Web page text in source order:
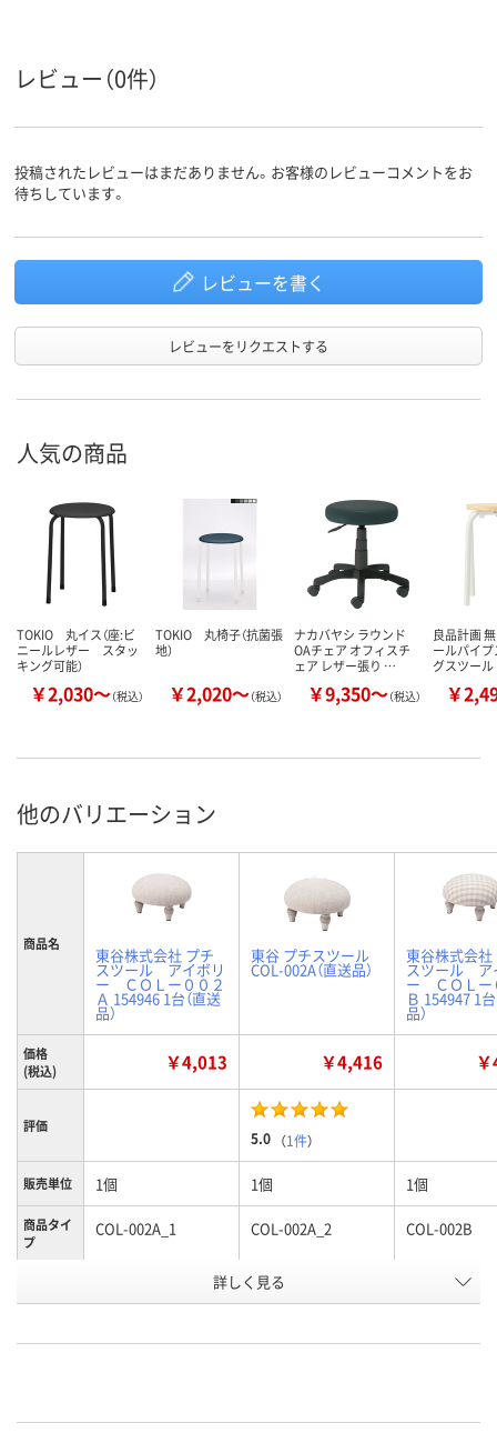
み重ね）
の可否
質量 4kg
レビュー（0件）
投稿されたレビューはまだありません。お客様のレビューコメントをお
待ちしています。
レビューを書く
レビューをリクエストする
人気の商品
TOKIO 丸イス（座:ビ
ニールレザー スタッ
キング可能）
￥2,030～（税込）
TOKIO 丸椅子（抗菌張
地）
￥2,020～（税込）
ナカバヤシ ラウンド
OAチェア オフィスチ
ェア レザー張り …
￥9,350～（税込）
良品計画
ールパイ
グスツール
￥
他のバリエーション
商品名
東谷株式会社 プチ
スツール アイボリ
ー ＣＯＬー００２
Ａ 154946 1台（直送
品）
東谷 プチスツール
COL-002A（直送品）
東谷株式会社
スツール ア
ー ＣＯＬー
Ｂ 154947 1台
品）
価格
(税込)
￥4,013 ￥4,416
評価
5.0 （1件）
販売単位 1個 1個 1個
商品タイ
プ
COL-002A_1 COL-002A_2 COL-002B
J089956 EP51177
詳しく見る